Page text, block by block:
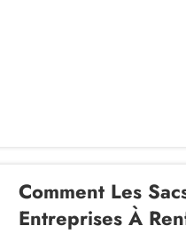
Comment Les
Entreprises À